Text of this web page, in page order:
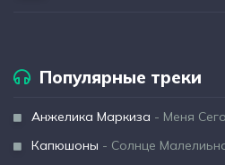
Популярные треки
Анжелика Маркиза - Меня
Капюшоны - Солнце